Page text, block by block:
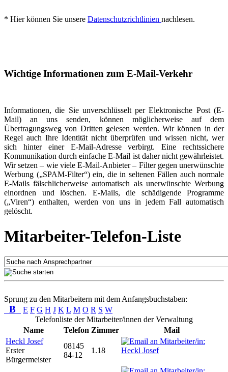
* Hier können Sie unsere Datenschutzrichtlinien nachlesen.
Wichtige Informationen zum E-Mail-Verkehr
Informationen, die Sie unverschlüsselt per Elektronische Post (E-
Mail) an uns senden, können möglicherweise auf dem
Übertragungsweg von Dritten gelesen werden. Wir können in der
Regel auch Ihre Identität nicht überprüfen und wissen nicht, wer
sich hinter einer E-Mail-Adresse verbirgt. Eine rechtssichere
Kommunikation durch einfache E-Mail ist daher nicht gewährleistet.
Wir setzen – wie viele E-Mail-Anbieter – Filter gegen unerwünschte
Werbung („SPAM-Filter“) ein, die in seltenen Fällen auch normale
E-Mails fälschlicherweise automatisch als unerwünschte Werbung
einordnen und löschen. E-Mails, die schädigende Programme
(„Viren“) enthalten, werden von uns in jedem Fall automatisch
gelöscht.
Mitarbeiter-Telefon-Liste
Sprung zu den Mitarbeitern mit dem Anfangsbuchstaben:
B E F G H J K L M O R S W
Telefonliste der Mitarbeiter/innen der Verwaltung
Name
Telefon Zimmer
Mail
Heckl Josef
Erster
Bürgermeister
08145
84-12
1.18